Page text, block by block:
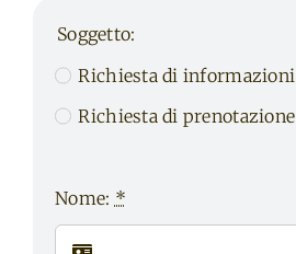
Soggetto:
Richiesta di informazioni
Richiesta di prenotazione
Nome: *